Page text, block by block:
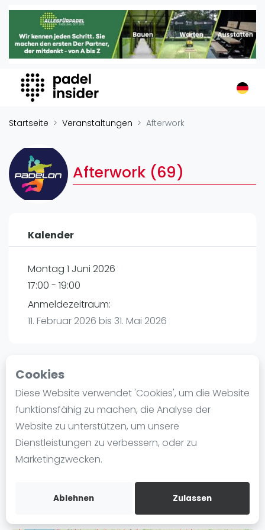
Cookies
Diese Website verwendet 'Cookies', um die Website
funktionsfähig zu machen, die Analyse der
Website zu unterstützen, um unsere
Dienstleistungen zu verbessern, oder zu
Marketingzwecken.
Ablehnen Zulassen
Padel Insider
Home
Organisationen
Buchungssysteme
Padel-Shops
Padelplatzbauer
Verschiedenes
Veranstaltungen
International
Ranking
Männer
Frauen
Blog
Die Geschichte von Padel
Regeln und Punktzählung
Padel Schläge
Video
Startseite Veranstaltungen Afterwork
Afterwork (69)
Kalender
Montag 1 Juni 2026
17:00 - 19:00
Anmeldezeitraum:
11. Februar 2026 bis 31. Mai 2026
Playtomic (Abgesagt))
Padelon Essen | Essen
Worringstr. 250a
45289Essen
Routebeschrijving